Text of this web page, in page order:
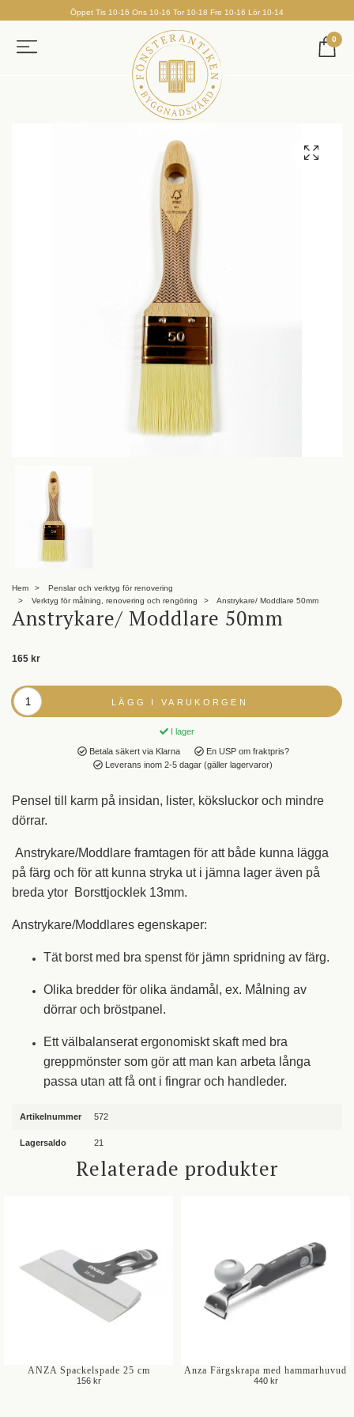
Öppet Tis 10-16 Ons 10-16 Tor 10-18 Fre 10-16 Lör 10-14
0
Hem
Penslar och verktyg för renovering
Verktyg för målning, renovering och rengöring
Anstrykare/ Moddlare 50mm
Anstrykare/ Moddlare 50mm
165 kr
LÄGG I VARUKORGEN
I lager
Betala säkert via Klarna
En USP om fraktpris?
Leverans inom 2-5 dagar (gäller lagervaror)
Pensel till karm på insidan, lister, köksluckor och mindre
dörrar.
Anstrykare/Moddlare framtagen för att både kunna lägga
på färg och för att kunna stryka ut i jämna lager även på
breda ytor Borsttjocklek 13mm.
Anstrykare/Moddlares egenskaper:
Tät borst med bra spenst för jämn spridning av färg.
Olika bredder för olika ändamål, ex. Målning av
dörrar och bröstpanel.
Ett välbalanserat ergonomiskt skaft med bra
greppmönster som gör att man kan arbeta långa
passa utan att få ont i fingrar och handleder.
Artikelnummer 572
Lagersaldo 21
Relaterade produkter
ANZA Spackelspade 25 cm
156 kr
Anza Färgskrapa med hammarhuvud
440 kr